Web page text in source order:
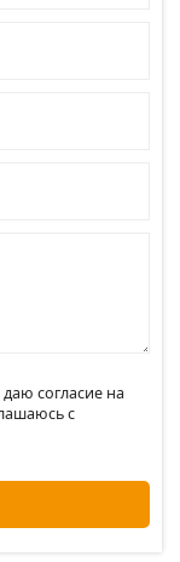
согласие на
c